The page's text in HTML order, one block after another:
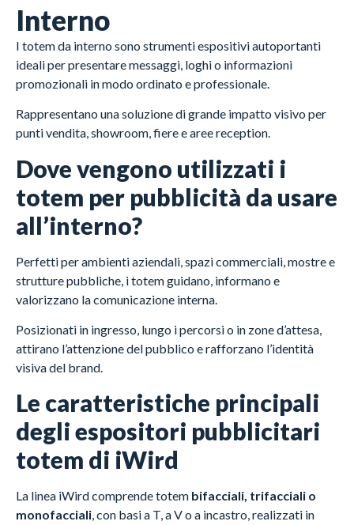
Interno
I totem da interno sono strumenti espositivi autoportanti
ideali per presentare messaggi, loghi o informazioni
promozionali in modo ordinato e professionale.
Rappresentano una soluzione di grande impatto visivo per
punti vendita, showroom, fiere e aree reception.
Dove vengono utilizzati i
totem per pubblicità da usare
all’interno?
Perfetti per ambienti aziendali, spazi commerciali, mostre e
strutture pubbliche, i totem guidano, informano e
valorizzano la comunicazione interna.
Posizionati in ingresso, lungo i percorsi o in zone d’attesa,
attirano l’attenzione del pubblico e rafforzano l’identità
visiva del brand.
Le caratteristiche principali
degli espositori pubblicitari
totem di iWird
La linea iWird comprende totem bifacciali, trifacciali o
monofacciali, con basi a T, a V o a incastro, realizzati in